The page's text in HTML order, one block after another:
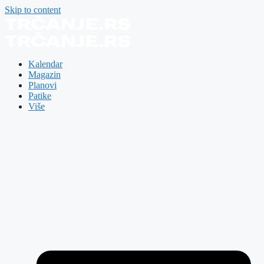
Skip to content
Kalendar
Magazin
Planovi
Patike
Više